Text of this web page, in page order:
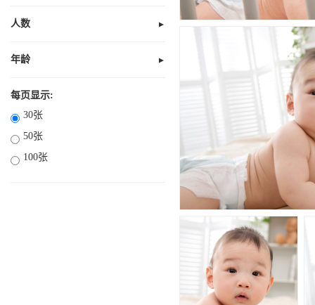
人数 ▼
1人
3人
4人
多人
年龄 ▼
全部10岁以下
部分18岁以下
全部18岁以下
18岁以上
每页显示:
30张
50张
100张